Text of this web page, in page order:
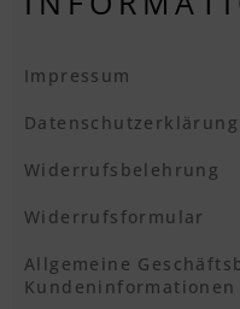
Impressum
Datenschutzerklärung
Widerrufsbelehrung
Widerrufsformular
Allgemeine
Kundeninformationen